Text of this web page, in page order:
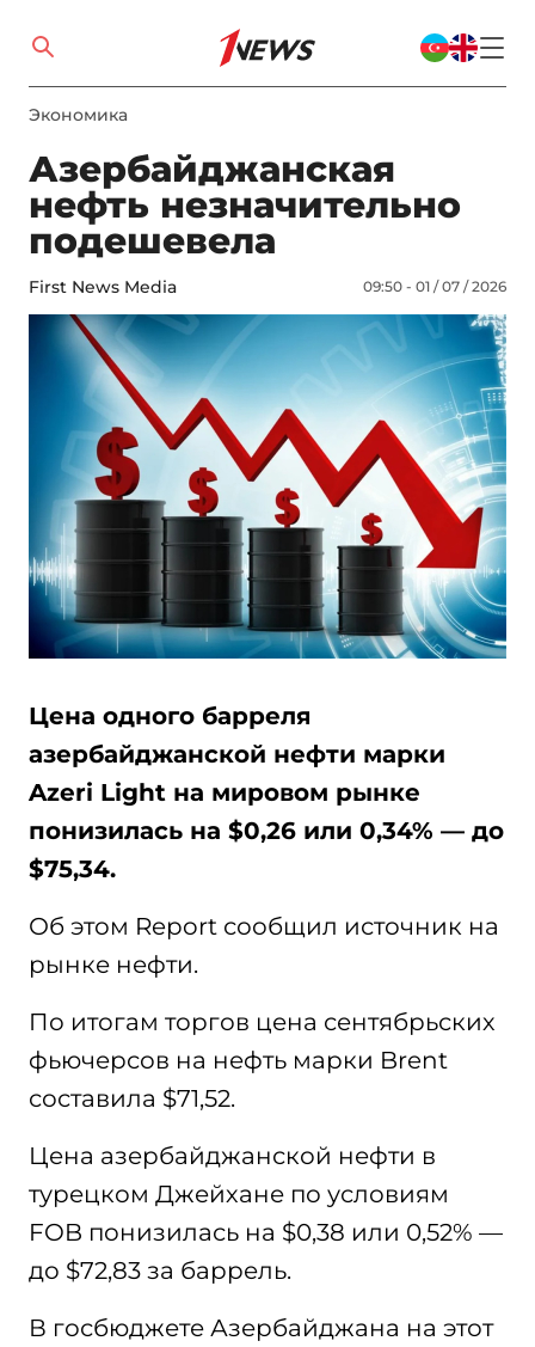
Экономика
Азербайджанская
нефть незначительно
подешевела
First News Media 09:50 - 01 / 07 / 2026
Цена одного барреля
азербайджанской нефти марки
Azeri Light на мировом рынке
понизилась на $0,26 или 0,34% — до
$75,34.
Об этом Report сообщил источник на
рынке нефти.
По итогам торгов цена сентябрьских
фьючерсов на нефть марки Brent
составила $71,52.
Цена азербайджанской нефти в
турецком Джейхане по условиям
FOB понизилась на $0,38 или 0,52% —
до $72,83 за баррель.
В госбюджете Азербайджана на этот